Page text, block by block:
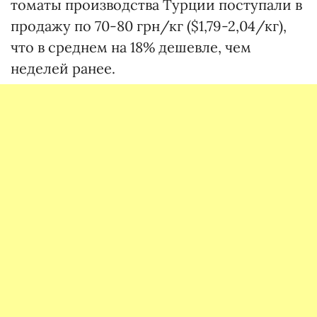
томаты производства Турции поступали в
продажу по 70-80 грн/кг ($1,79-2,04/кг),
что в среднем на 18% дешевле, чем
неделей ранее.